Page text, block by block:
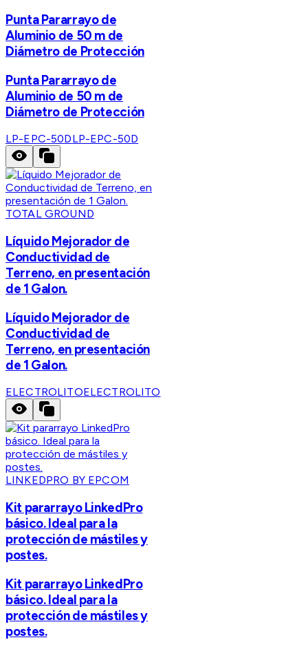
Punta Pararrayo de
Aluminio de 50 m de
Diámetro de Protección
Punta Pararrayo de
Aluminio de 50 m de
Diámetro de Protección
LP-EPC-50DLP-EPC-50D
TOTAL GROUND
Líquido Mejorador de
Conductividad de
Terreno, en presentación
de 1 Galon.
Líquido Mejorador de
Conductividad de
Terreno, en presentación
de 1 Galon.
ELECTROLITOELECTROLITO
LINKEDPRO BY EPCOM
Kit pararrayo LinkedPro
básico. Ideal para la
protección de mástiles y
postes.
Kit pararrayo LinkedPro
básico. Ideal para la
protección de mástiles y
postes.